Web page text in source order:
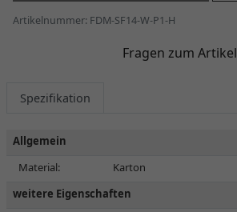
Artikelnummer: FDM-SF14-W-P1-H
Fragen zum Artikel
Spezifikation
Allgemein
Material:
Karton
weitere Eigenschaften